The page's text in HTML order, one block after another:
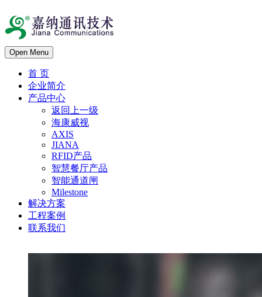
Open Menu
首 页
企业简介
产品中心
返回上一级
海康威视
AXIS
JIANA
RFID产品
智慧餐厅产品
智能通道闸
Milestone
解决方案
工程案例
联系我们